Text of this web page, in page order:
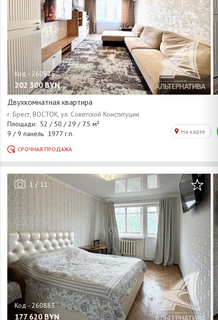
202 300 BYN
Двухкомнатная квартира
1 / 11
177 620 BYN